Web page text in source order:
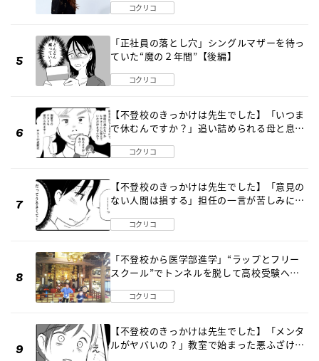
コクリコ
「正社員の落とし穴」シングルマザーを待っ
ていた“魔の２年間”【後編】
コクリコ
【不登校のきっかけは先生でした】「いつま
で休むんですか？」追い詰められる母と息子
コクリコ
【不登校のきっかけは先生でした】「意見の
ない人間は損する」担任の一言が苦しみに…
コクリコ
「不登校から医学部進学」“ラップとフリー
スクール”でトンネルを脱して高校受験へ
コクリコ
【不登校のきっかけは先生でした】「メンタ
ルがヤバいの？」教室で始まった悪ふざけ